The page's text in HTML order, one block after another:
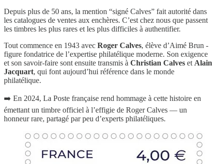
Depuis plus de 50 ans, la mention “signé Calves” fait autorité dans
les catalogues de ventes aux enchères. C’est chez nous que passent
les timbres les plus rares et les plus difficiles à authentifier.
Tout commence en 1943 avec Roger Calves, élève d’Aimé Brun -
figure fondatrice de l’expertise philatélique moderne. Son exigence
et son savoir-faire sont ensuite transmis à Christian Calves et Alain
Jacquart, qui font aujourd’hui référence dans le monde
philatélique.
➡️ En 2024, La Poste française rend hommage à cette histoire en
émettant un timbre officiel à l’effigie de Roger Calves — un
honneur rare, partagé par peu d’experts philatéliques.